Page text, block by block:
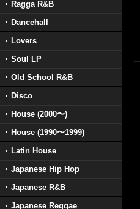
Ragga R&B
Dancehall
Lovers
Soul LP
Old School R&B
Disco
House (2000〜)
House (1990〜1999)
Latin House
Japanese Hip Hop
Japanese R&B
Japanese Reggae